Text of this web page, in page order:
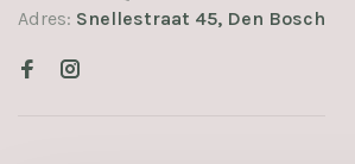
Adres: Snellestraat 45, Den Bosch